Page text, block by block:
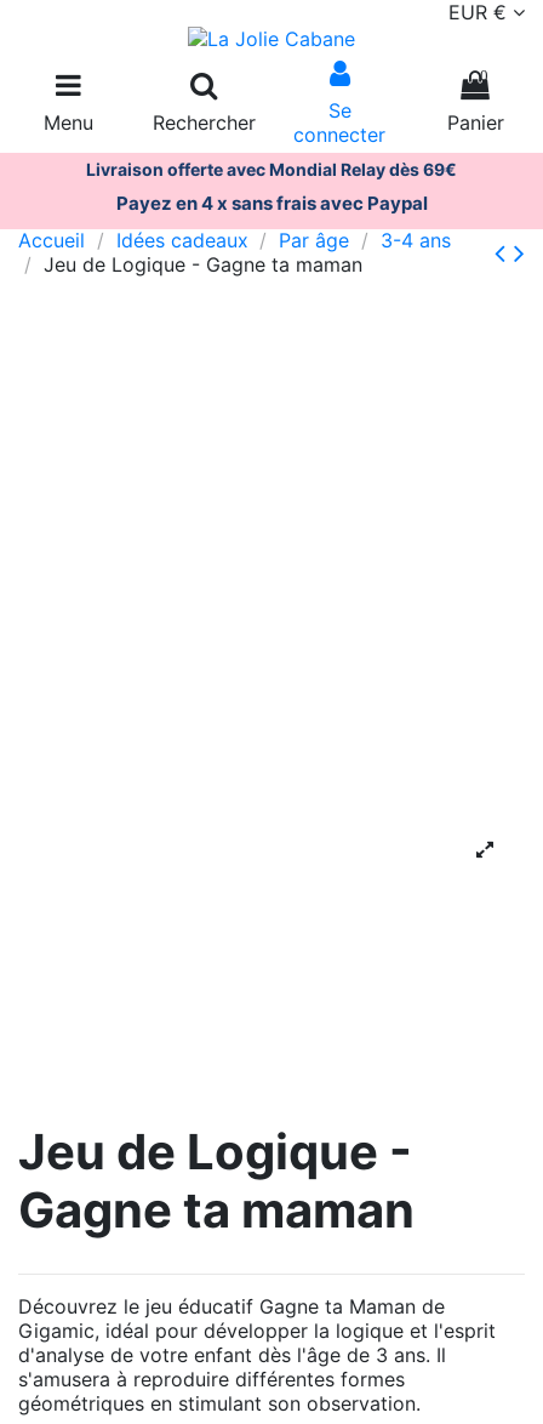
EUR €
Menu Rechercher
Se
connecter
0
Panier
Livraison offerte avec Mondial Relay dès 69€
Payez en 4 x sans frais avec Paypal
Accueil Idées cadeaux Par âge
3-4 ans
Jeu de Logique - Gagne ta maman
Jeu de Logique -
Gagne ta maman
Découvrez le jeu éducatif Gagne ta Maman de
Gigamic, idéal pour développer la logique et l'esprit
d'analyse de votre enfant dès l'âge de 3 ans. Il
s'amusera à reproduire différentes formes
géométriques en stimulant son observation.